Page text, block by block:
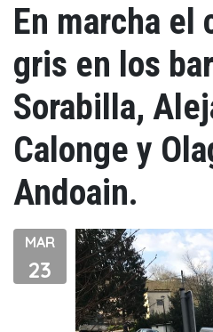
En marcha el
gris en los
Sorabilla,
Calonge y
Andoain.
MAR
23